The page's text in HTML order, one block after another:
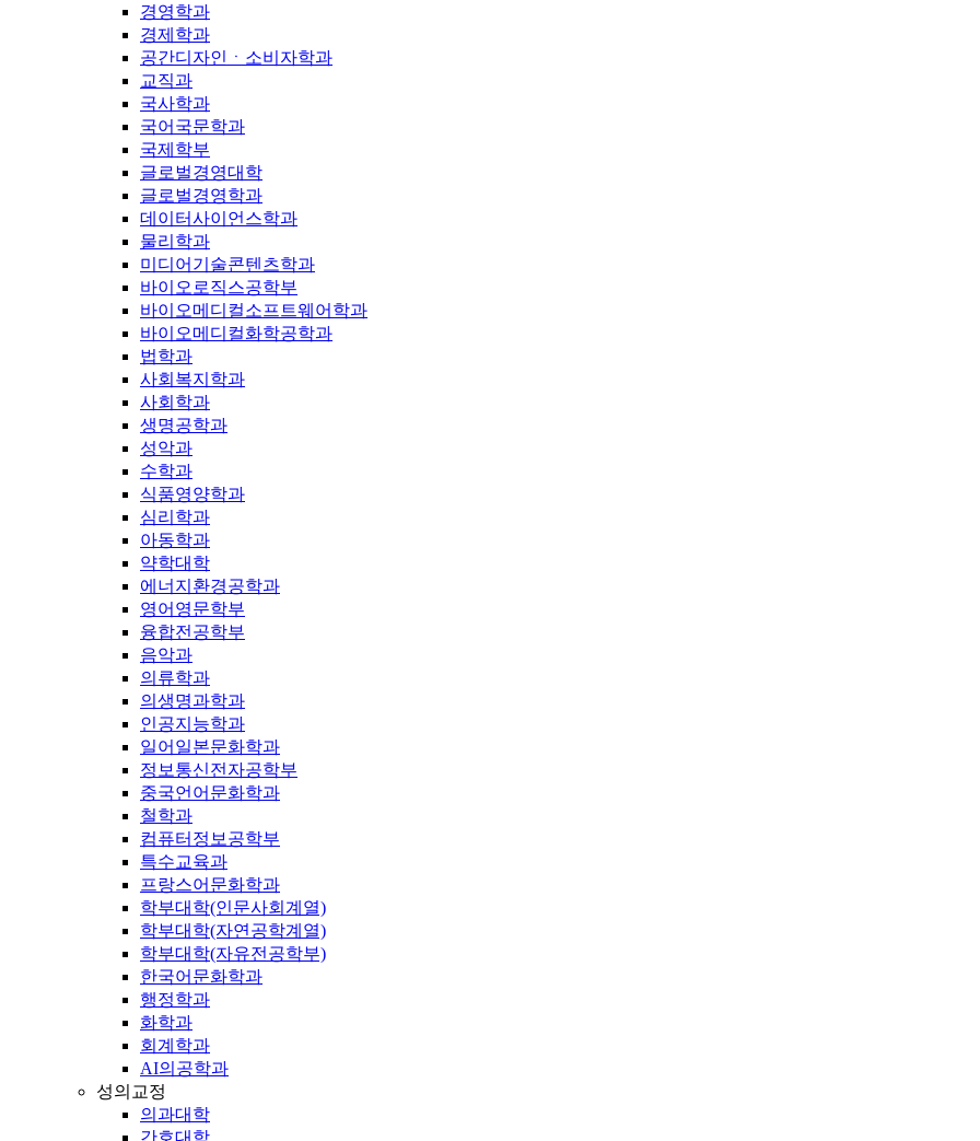
경영학과
경제학과
공간디자인ㆍ소비자학과
교직과
국사학과
국어국문학과
국제학부
글로벌경영대학
글로벌경영학과
데이터사이언스학과
물리학과
미디어기술콘텐츠학과
바이오로직스공학부
바이오메디컬소프트웨어학과
바이오메디컬화학공학과
법학과
사회복지학과
사회학과
생명공학과
성악과
수학과
식품영양학과
심리학과
아동학과
약학대학
에너지환경공학과
영어영문학부
융합전공학부
음악과
의류학과
의생명과학과
인공지능학과
일어일본문화학과
정보통신전자공학부
중국언어문화학과
철학과
컴퓨터정보공학부
특수교육과
프랑스어문화학과
학부대학(인문사회계열)
학부대학(자연공학계열)
학부대학(자유전공학부)
한국어문화학과
행정학과
화학과
회계학과
AI의공학과
성의교정
의과대학
간호대학